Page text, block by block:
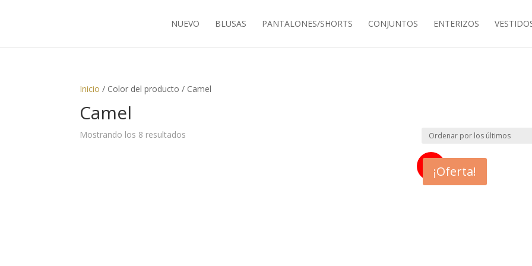
NUEVO BLUSAS PANTALONES/SHORTS CONJUNTOS ENTERIZOS
Inicio / Color del producto / Camel
Camel
Mostrando los 8 resultados
45%¡Oferta!